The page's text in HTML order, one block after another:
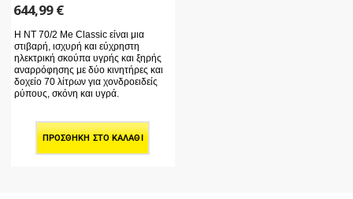
644,99€
Η NT 70/2 Me Classic είναι μια
στιβαρή, ισχυρή και εύχρηστη
ηλεκτρική σκούπα υγρής και ξηρής
αναρρόφησης με δύο κινητήρες και
δοχείο 70 λίτρων για χονδροειδείς
ρύπους, σκόνη και υγρά.
ΠΡΟΣΘΉΚΗ ΣΤΟ ΚΑΛΆΘΙ